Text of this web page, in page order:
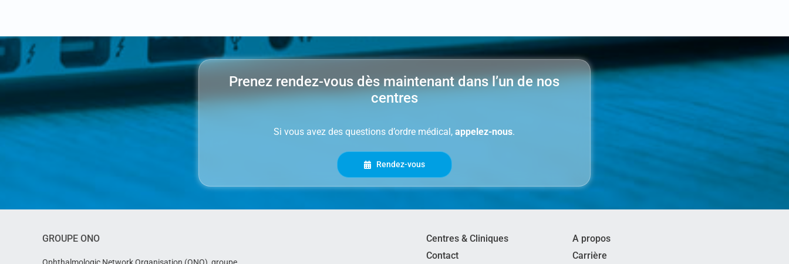
Prenez rendez-vous dès maintenant dans l’un de nos
centres
Si vous avez des questions d’ordre médical,appelez-nous.
Rendez-vous
GROUPE ONO
Centres & Cliniques
Contact
A propos
Carrière